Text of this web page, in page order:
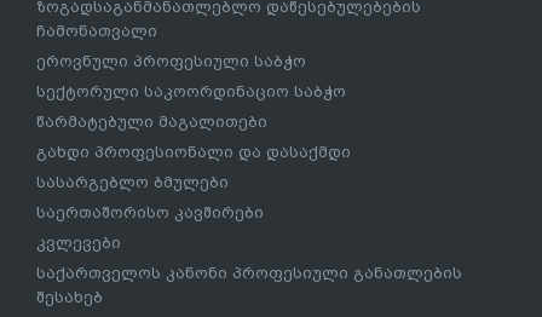
ზოგადსაგანმანათლებლო დაწესებულებების
ჩამონათვალი
ეროვნული პროფესიული საბჭო
სექტორული საკოორდინაციო საბჭო
წარმატებული მაგალითები
გახდი პროფესიონალი და დასაქმდი
სასარგებლო ბმულები
საერთაშორისო კავშირები
კვლევები
საქართველოს კანონი პროფესიული განათლების
შესახებ